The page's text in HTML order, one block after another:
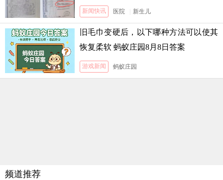
新闻快讯 医院 新生儿
旧毛巾变硬后，以下哪种方法可以使其
恢复柔软 蚂蚁庄园8月8日答案
游戏新闻 蚂蚁庄园
频道推荐